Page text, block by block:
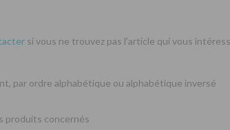
si vous ne trouvez pas l’article qui vous
par ordre alphabétique ou alphabétique inversé
produits concernés